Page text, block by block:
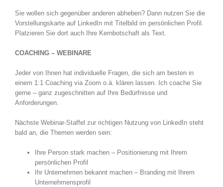
Sie wollen sich gegenüber anderen abheben? Dann nutzen Sie die
Vorstellungskarte auf LinkedIn mit Titelbild im persönlichen Profil.
Platzieren Sie dort auch Ihre Kernbotschaft als Text.
COACHING – WEBINARE
Jeder von Ihnen hat individuelle Fragen, die sich am besten in
einem 1:1 Coaching via Zoom o.ä. klären lassen. Ich coache Sie
gerne – ganz zugeschnitten auf Ihre Bedürfnisse und
Anforderungen.
Nächste Webinar-Staffel zur richtigen Nutzung von LinkedIn steht
bald an, die Themen werden sein:
Ihre Person stark machen – Positionierung mit Ihrem
persönlichen Profil
Ihr Unternehmen bekannt machen – Branding mit Ihrem
Unternehmensprofil